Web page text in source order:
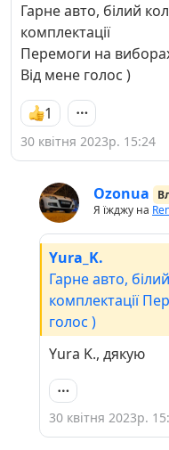
Гарне авто, білий
комплектації
Перемоги на
Від мене голос )
1
30 квітня 2023р. 15:24
Ozonua
Я їжджу на
Yura_K.
Гарне авто,
комплектації Перемоги на виборах Від мене
голос )
Yura K., дякую
30 квітня 2023р.